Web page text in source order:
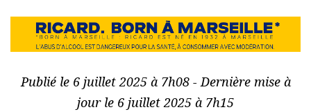
Publié le 6 juillet 2025 à 7h08 - Dernière mise à
jour le 6 juillet 2025 à 7h15